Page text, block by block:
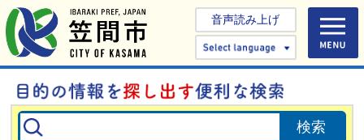
音声読み上げ
Select